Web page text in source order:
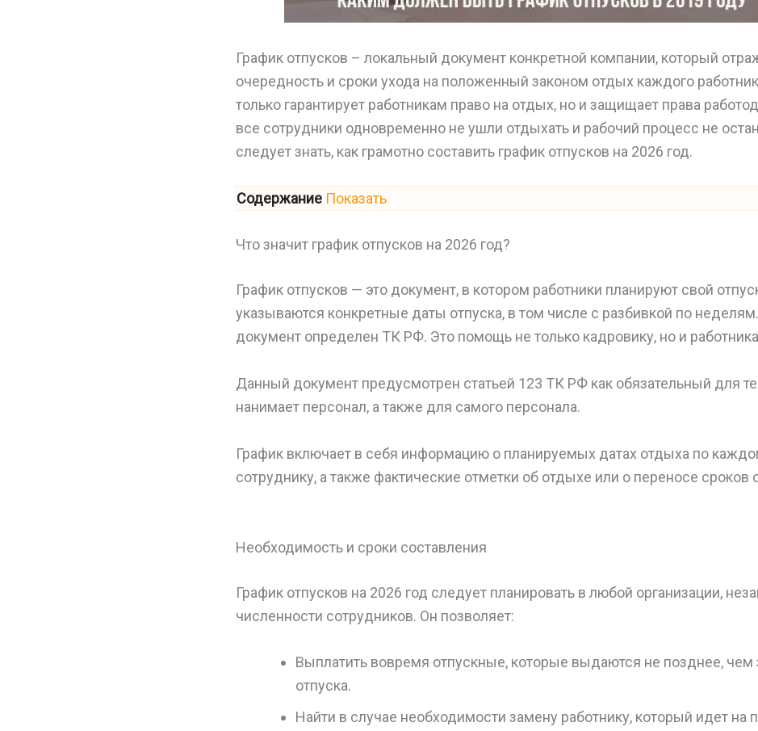
График отпусков – локальный документ конкретной компании, который
очередность и сроки ухода на положенный законом отдых каждого
только гарантирует работникам право на отдых, но и защищает права
все сотрудники одновременно не ушли отдыхать и рабочий процесс не
следует знать, как грамотно составить график отпусков на 2026 год.
Содержание Показать
Что значит график отпусков на 2026 год?
График отпусков — это документ, в котором работники планируют свой
указываются конкретные даты отпуска, в том числе с разбивкой по
документ определен ТК РФ. Это помощь не только кадровику, но и
Данный документ предусмотрен статьей 123 ТК РФ как обязательный для
нанимает персонал, а также для самого персонала.
График включает в себя информацию о планируемых датах отдыха по
сотруднику, а также фактические отметки об отдыхе или о переносе сроков
Необходимость и сроки составления
График отпусков на 2026 год следует планировать в любой организации,
численности сотрудников. Он позволяет:
Выплатить вовремя отпускные, которые выдаются не позднее, чем
отпуска.
Найти в случае необходимости замену работнику, который идет на